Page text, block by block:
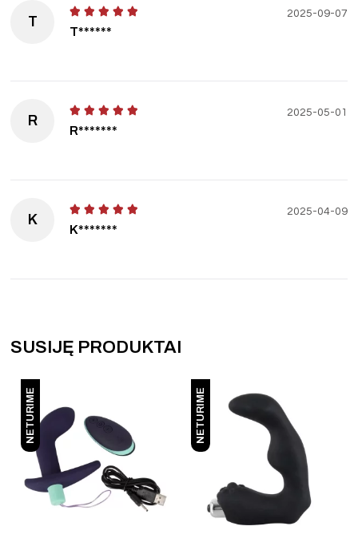
T
T******
2025-09-07
R
R*******
2025-05-01
K
K*******
2025-04-09
SUSIJĘ PRODUKTAI
NETURIME NETURIME